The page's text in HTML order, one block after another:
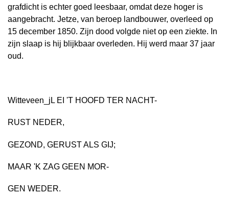
grafdicht is echter goed leesbaar, omdat deze hoger is
aangebracht. Jetze, van beroep landbouwer, overleed op
15 december 1850. Zijn dood volgde niet op een ziekte. In
zijn slaap is hij blijkbaar overleden. Hij werd maar 37 jaar
oud.
Witteveen_jL EI 'T HOOFD TER NACHT-
RUST NEDER,
GEZOND, GERUST ALS GIJ;
MAAR 'K ZAG GEEN MOR-
GEN WEDER.